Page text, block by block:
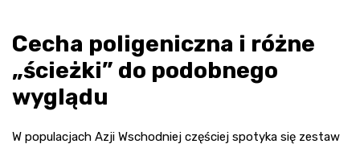
Cecha poligeniczna i różne
„ścieżki” do podobnego
wyglądu
W populacjach Azji Wschodniej częściej spotyka się zestaw